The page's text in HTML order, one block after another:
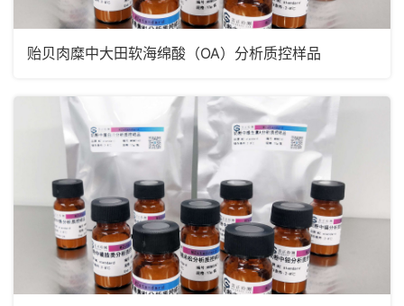
贻贝肉糜中大田软海绵酸（OA）分析质控样品